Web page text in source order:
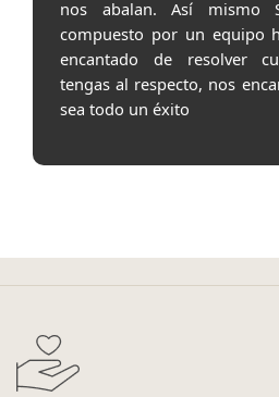
nos abalan. Así mismo
compuesto por un equipo
encantado de resolver
tengas al respecto, nos
sea todo un éxito